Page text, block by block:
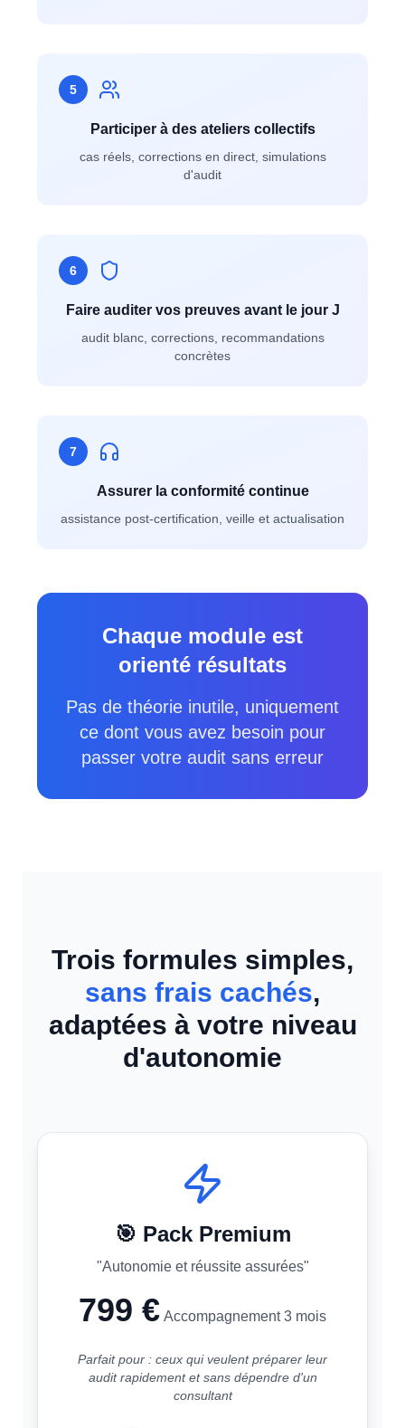
5
Participer à des ateliers collectifs
cas réels, corrections en direct, simulations
d'audit
6
Faire auditer vos preuves avant le jour J
audit blanc, corrections, recommandations
concrètes
7
Assurer la conformité continue
assistance post-certification, veille et actualisation
Chaque module est
orienté résultats
Pas de théorie inutile, uniquement
ce dont vous avez besoin pour
passer votre audit sans erreur
Trois formules simples,
sans frais cachés,
adaptées à votre niveau
d'autonomie
🎯 Pack Premium
"Autonomie et réussite assurées"
799 € Accompagnement 3 mois
Parfait pour : ceux qui veulent préparer leur
audit rapidement et sans dépendre d'un
consultant